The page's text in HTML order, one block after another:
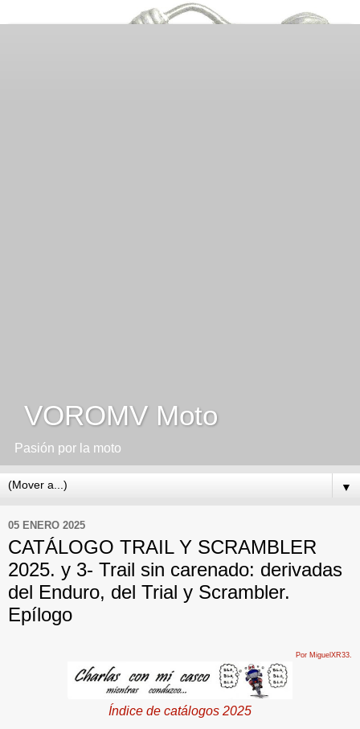
VOROMV Moto
Pasión por la moto
▼
05 ENERO 2025
CATÁLOGO TRAIL Y SCRAMBLER
2025. y 3- Trail sin carenado: derivadas
del Enduro, del Trial y Scrambler.
Epílogo
Por MiguelXR33.
Índice de catálogos 2025